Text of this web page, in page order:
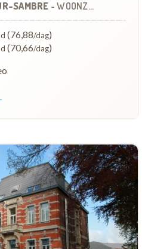
SAMBRE -WOONZORGCENTRUM (WZC)
(76,88/dag)
(70,66/dag)